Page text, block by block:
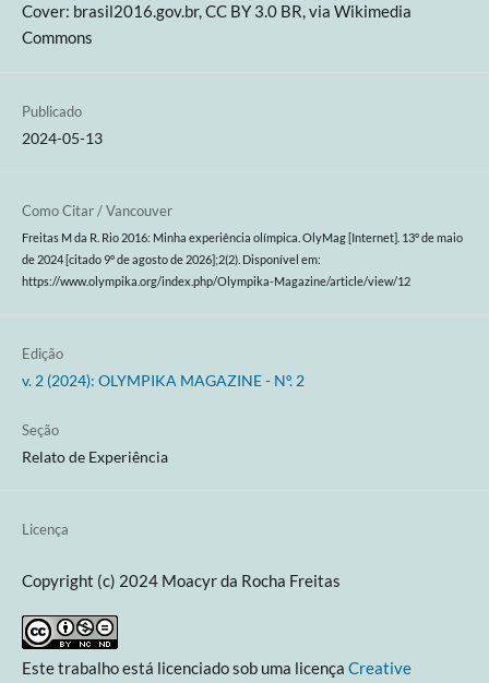
Cover: brasil2016.gov.br, CC BY 3.0 BR, via Wikimedia
Commons
Publicado
2024-05-13
Como Citar / Vancouver
Freitas M da R. Rio 2016: Minha experiência olímpica. OlyMag [Internet]. 13º de maio
de 2024 [citado 9º de agosto de 2026];2(2). Disponível em:
https://www.olympika.org/index.php/Olympika-Magazine/article/view/12
Edição
v. 2 (2024): OLYMPIKA MAGAZINE - Nº. 2
Seção
Relato de Experiência
Licença
Copyright (c) 2024 Moacyr da Rocha Freitas
Este trabalho está licenciado sob uma licença Creative